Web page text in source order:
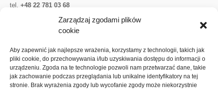
Zarządzaj zgodami plików
cookie
Aby zapewnić jak najlepsze wrażenia, korzystamy z technologii, takich jak
pliki cookie, do przechowywania i/lub uzyskiwania dostępu do informacji o
urządzeniu. Zgoda na te technologie pozwoli nam przetwarzać dane, takie
jak zachowanie podczas przeglądania lub unikalne identyfikatory na tej
stronie. Brak wyrażenia zgody lub wycofanie zgody może niekorzystnie
tel. +48 22 781 03 68
LinkedIn
YouTube
Ważne linki
Ochrona danych osobowych
Akcje Spółki